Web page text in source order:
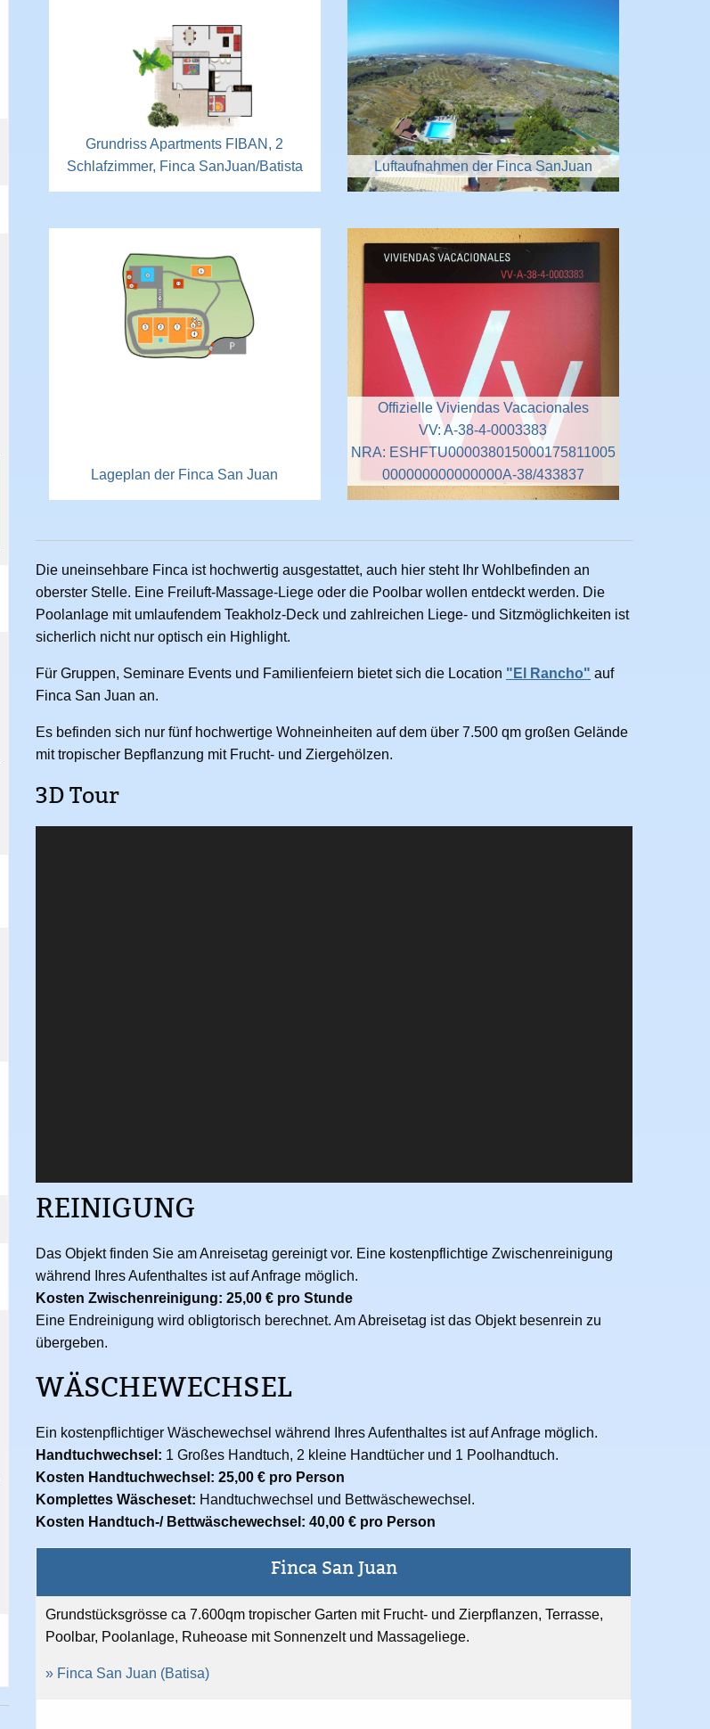
Grundriss Apartments FIBAN, 2
Schlafzimmer, Finca SanJuan/Batista
Luftaufnahmen der Finca SanJuan
Lageplan der Finca San Juan
Offizielle Viviendas Vacacionales
VV: A-38-4-0003383
NRA: ESHFTU000038015000175811005
000000000000000A-38/433837
Die uneinsehbare Finca ist hochwertig ausgestattet, auch hier steht Ihr Wohlbefinden an
oberster Stelle. Eine Freiluft-Massage-Liege oder die Poolbar wollen entdeckt werden. Die
Poolanlage mit umlaufendem Teakholz-Deck und zahlreichen Liege- und Sitzmöglichkeiten ist
sicherlich nicht nur optisch ein Highlight.
Für Gruppen, Seminare Events und Familienfeiern bietet sich die Location "El Rancho" auf
Finca San Juan an.
Es befinden sich nur fünf hochwertige Wohneinheiten auf dem über 7.500 qm großen Gelände
mit tropischer Bepflanzung mit Frucht- und Ziergehölzen.
3D Tour
REINIGUNG
Das Objekt finden Sie am Anreisetag gereinigt vor. Eine kostenpflichtige Zwischenreinigung
während Ihres Aufenthaltes ist auf Anfrage möglich.
Kosten Zwischenreinigung: 25,00 € pro Stunde
Eine Endreinigung wird obligtorisch berechnet. Am Abreisetag ist das Objekt besenrein zu
übergeben.
WÄSCHEWECHSEL
Ein kostenpflichtiger Wäschewechsel während Ihres Aufenthaltes ist auf Anfrage möglich.
Handtuchwechsel: 1 Großes Handtuch, 2 kleine Handtücher und 1 Poolhandtuch.
Kosten Handtuchwechsel: 25,00 € pro Person
Komplettes Wäscheset: Handtuchwechsel und Bettwäschewechsel.
Kosten Handtuch-/ Bettwäschewechsel: 40,00 € pro Person
Finca San Juan
Grundstücksgrösse ca 7.600qm tropischer Garten mit Frucht- und Zierpflanzen, Terrasse,
Poolbar, Poolanlage, Ruheoase mit Sonnenzelt und Massageliege.
» Finca San Juan (Batisa)